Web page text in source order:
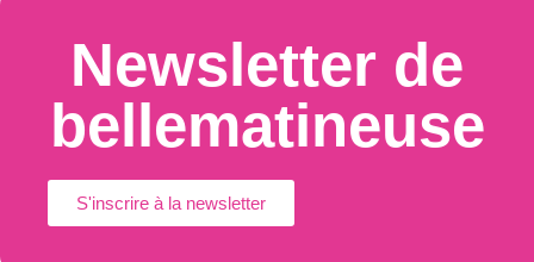
Newsletter de
bellematineuse
S'inscrire à la newsletter